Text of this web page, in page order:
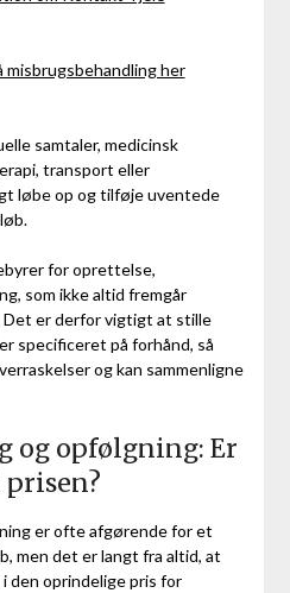
misbrugsbehandling her
samtaler, medicinsk
transport eller
løbe op og tilføje uventede
for oprettelse,
som ikke altid fremgår
er derfor vigtigt at stille
specificeret på forhånd, så
og kan sammenligne
og opfølgning: Er
er ofte afgørende for et
men det er langt fra altid, at
den oprindelige pris for